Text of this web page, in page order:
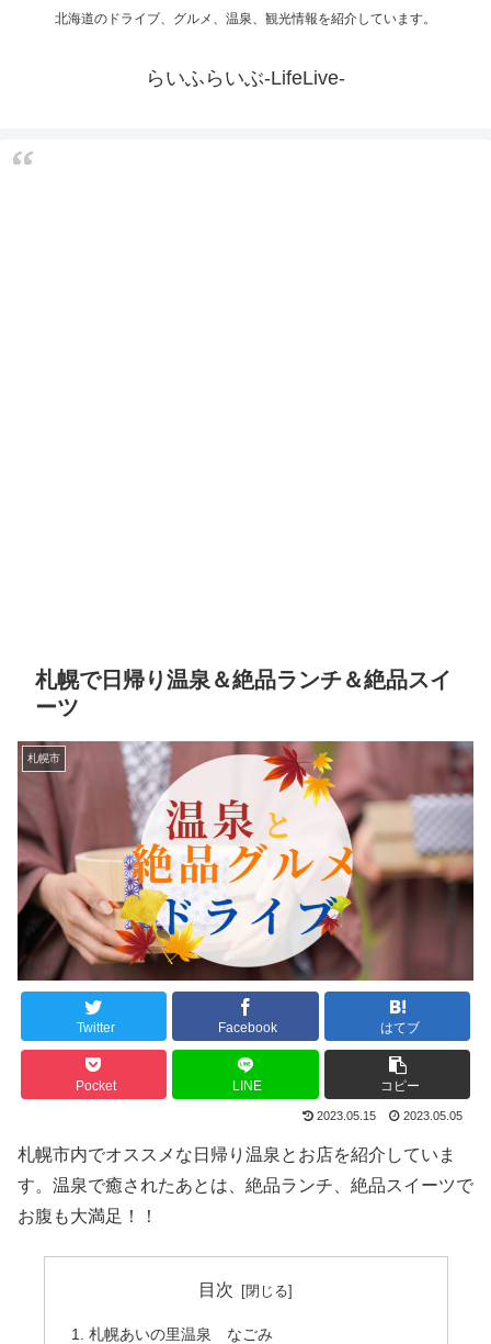
北海道のドライブ、グルメ、温泉、観光情報を紹介しています。
らいふらいぶ-LifeLive-
札幌で日帰り温泉＆絶品ランチ＆絶品スイ
ーツ
札幌市
Twitter Facebook はてブ
Pocket LINE コピー
2023.05.15 2023.05.05
札幌市内でオススメな日帰り温泉とお店を紹介していま
す。温泉で癒されたあとは、絶品ランチ、絶品スイーツで
お腹も大満足！！
目次
札幌あいの里温泉 なごみ